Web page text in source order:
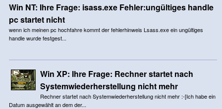
Win NT: Ihre Frage: isass.exe Fehler:ungültiges handle
pc startet nicht
wenn ich meinen pc hochfahre kommt der fehlerhinweis Lsass.exe ein ungültiges
handle wurde festgest...
Win XP: Ihre Frage: Rechner startet nach
Systemwiederherstellung nicht mehr
Rechner startet nach Systemwiederherstellung nicht mehr :-[Ich habe ein
Datum ausgewählt an dem der...